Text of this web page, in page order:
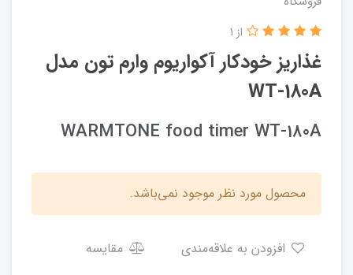
غذاریز خودکار آکواریوم وارم تون مدل
WT-180A
از 1
WARMTONE food timer WT-180A
محصول مورد نظر موجود نمی‌باشد.
مقایسه